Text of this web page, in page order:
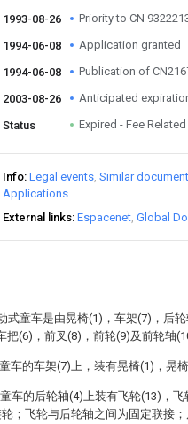
1993-08-26 Priority to CN
1994-06-08 Application granted
1994-06-08 Publication of
2003-08-26 Anticipated
Status Expired - Fee Related
Info Legal events Similar
Applications
External links Espacenet Global
式童车是由晃椅(1)，车架(7)，后
把(6)，前叉(8)，前轮(9)及前轮轴
车的车架(7)上，装有晃椅(1)，晃
车的后轮轴(4)上装有飞轮(13)，
；飞轮与后轮轴之间为固定联接